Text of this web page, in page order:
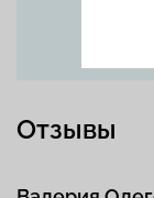
Отзывы